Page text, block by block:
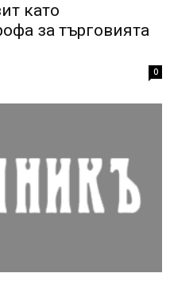
като
за търговията
0